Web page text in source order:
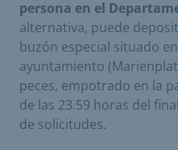
persona en el
alternativa, puede
buzón especial situado
ayuntamiento
peces, empotrado en la
de las 23.59 horas del
de solicitudes.